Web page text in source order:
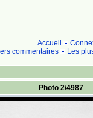
Accueil
commentaires Les
Photo 2/4987